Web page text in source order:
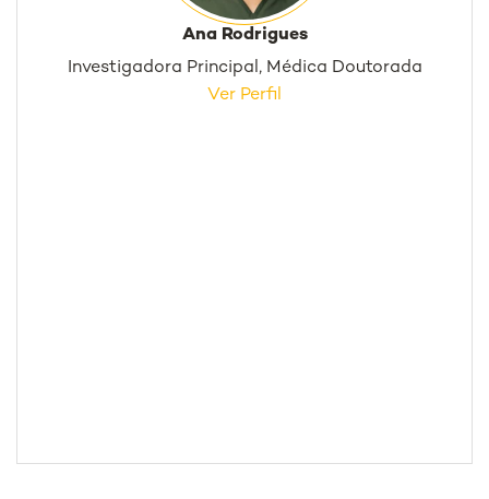
Ana Rodrigues
Investigadora Principal, Médica Doutorada
Ver Perfil